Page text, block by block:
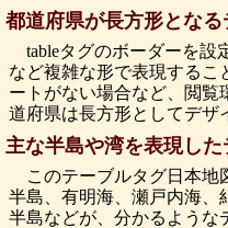
都道府県が長方形となる
tableタグのボーダーを設
など複雑な形で表現するこ
ートがない場合など、閲覧
道府県は長方形としてデザ
主な半島や湾を表現し
このテーブルタグ日本地
半島、有明海、瀬戸内海、
半島などが、分かるような